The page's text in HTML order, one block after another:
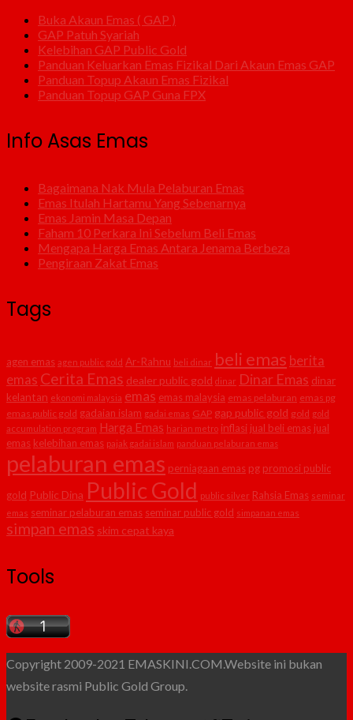
Buka Akaun Emas ( GAP )
GAP Patuh Syariah
Kelebihan GAP Public Gold
Panduan Keluarkan Emas Fizikal Dari Akaun Emas GAP
Panduan Topup Akaun Emas Fizikal
Panduan Topup GAP Guna FPX
Info Asas Emas
Bagaimana Nak Mula Pelaburan Emas
Emas Itulah Hartamu Yang Sebenarnya
Emas Jamin Masa Depan
Faham 10 Perkara Ini Sebelum Beli Emas
Mengapa Harga Emas Antara Jenama Berbeza
Pengiraan Zakat Emas
Tags
agen emas agen public gold Ar-Rahnu beli dinar beli emas berita
emas Cerita Emas dealer public gold dinar Dinar Emas dinar
kelantan ekonomi malaysia emas emas malaysia emas pelaburan emas pg
emas public gold gadaian islam gadai emas GAP gap public gold gold gold
accumulation program Harga Emas harian metro inflasi jual beli emas jual
emas kelebihan emas pajak gadai islam panduan pelaburan emas
pelaburan emas perniagaan emas pg promosi public
gold Public Dina Public Gold public silver Rahsia Emas seminar
emas seminar pelaburan emas seminar public gold simpanan emas
simpan emas skim cepat kaya
Tools
Copyright 2009-2021 EMASKINI.COM.Website ini bukan
website rasmi Public Gold Group.